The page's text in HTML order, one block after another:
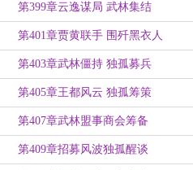
第399章云逸谋局 武林集结
第401章贾黄联手 围歼黑衣人
第403章武林僵持 独孤募兵
第405章王都风云 独孤筹策
第407章武林盟事商会筹备
第409章招募风波独孤醒谈